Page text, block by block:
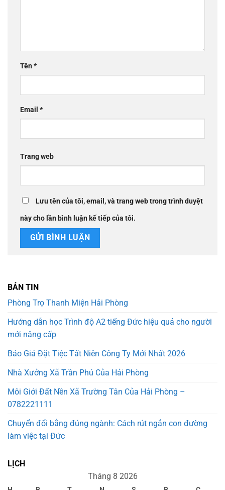
Tên*
Email *
Trang web
Lưu tên của tôi, email, và trang web trong trình duyệt
này cho lần bình luận kế tiếp của tôi.
BẢN TIN
Phòng Trọ Thanh Miện Hải Phòng
Hướng dẫn học Trình độ A2 tiếng Đức hiệu quả cho người
mới nâng cấp
Báo Giá Đặt Tiệc Tất Niên Công Ty Mới Nhất 2026
Nhà Xưởng Xã Trần Phú Của Hải Phòng
Môi Giới Đất Nền Xã Trường Tân Của Hải Phòng –
0782221111
Chuyển đổi bằng đúng ngành: Cách rút ngắn con đường
làm việc tại Đức
LỊCH
Tháng 8 2026